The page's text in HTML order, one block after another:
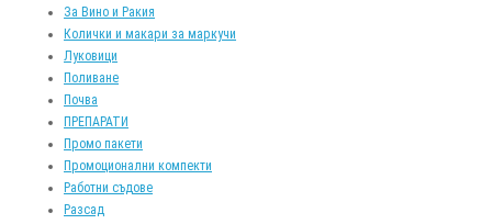
За Вино и Ракия
Колички и макари за маркучи
Луковици
Поливане
Почва
ПРЕПАРАТИ
Промо пакети
Промоционални компекти
Работни съдове
Разсад